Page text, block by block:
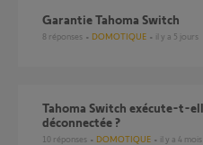
Garantie Tahoma Switch
8 réponses DOMOTIQUE il y a 5 jours
Tahoma Switch exécute-t-elle les scénarios si la box est
déconnectée ?
10 réponses DOMOTIQUE il y a 4 mois